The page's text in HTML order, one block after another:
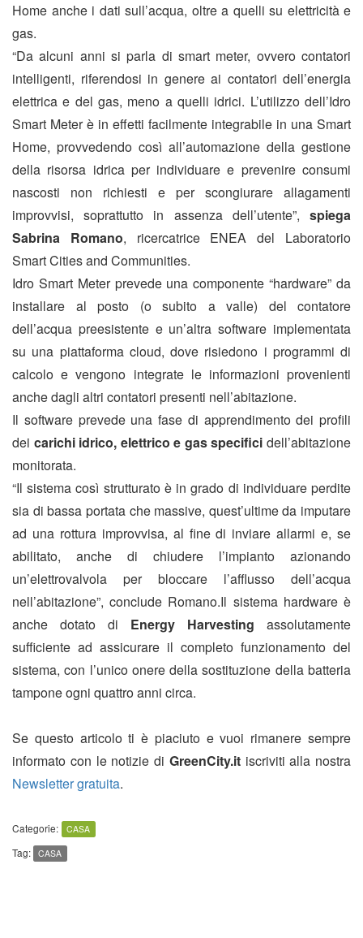
Home anche i dati sull’acqua, oltre a quelli su elettricità e
gas.
“Da alcuni anni si parla di smart meter, ovvero contatori
intelligenti, riferendosi in genere ai contatori dell’energia
elettrica e del gas, meno a quelli idrici. L’utilizzo dell’Idro
Smart Meter è in effetti facilmente integrabile in una Smart
Home, provvedendo così all’automazione della gestione
della risorsa idrica per individuare e prevenire consumi
nascosti non richiesti e per scongiurare allagamenti
improvvisi, soprattutto in assenza dell’utente”, spiega
Sabrina Romano, ricercatrice ENEA del Laboratorio
Smart Cities and Communities.
Idro Smart Meter prevede una componente “hardware” da
installare al posto (o subito a valle) del contatore
dell’acqua preesistente e un’altra software implementata
su una piattaforma cloud, dove risiedono i programmi di
calcolo e vengono integrate le informazioni provenienti
anche dagli altri contatori presenti nell’abitazione.
Il software prevede una fase di apprendimento dei profili
dei carichi idrico, elettrico e gas specifici dell’abitazione
monitorata.
“Il sistema così strutturato è in grado di individuare perdite
sia di bassa portata che massive, quest’ultime da imputare
ad una rottura improvvisa, al fine di inviare allarmi e, se
abilitato, anche di chiudere l’impianto azionando
un’elettrovalvola per bloccare l’afflusso dell’acqua
nell’abitazione”, conclude Romano.Il sistema hardware è
anche dotato di Energy Harvesting assolutamente
sufficiente ad assicurare il completo funzionamento del
sistema, con l’unico onere della sostituzione della batteria
tampone ogni quattro anni circa.
Se questo articolo ti è piaciuto e vuoi rimanere sempre
informato con le notizie di GreenCity.itiscriviti alla nostra
Newsletter gratuita.
Categorie: CASA
Tag: CASA